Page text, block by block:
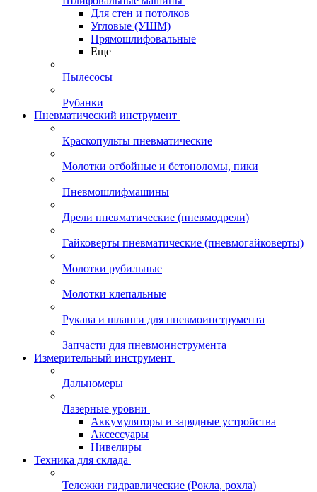
Для стен и потолков
Угловые (УШМ)
Прямошлифовальные
Еще
Пылесосы
Рубанки
Пневматический инструмент
Краскопульты пневматические
Молотки отбойные и бетоноломы, пики
Пневмошлифмашины
Дрели пневматические (пневмодрели)
Гайковерты пневматические (пневмогайковерты)
Молотки рубильные
Молотки клепальные
Рукава и шланги для пневмоинструмента
Запчасти для пневмоинструмента
Измерительный инструмент
Дальномеры
Лазерные уровни
Аккумуляторы и зарядные устройства
Аксессуары
Нивелиры
Техника для склада
Тележки гидравлические (Рокла, рохла)